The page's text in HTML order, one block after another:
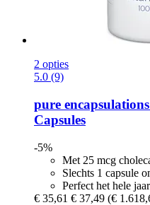
2 opties
5.0 (9)
pure encapsulations
Capsules
-5%
Met 25 mcg
Slechts 1 capsule
Perfect het hele
€ 35,61 € 37,49 (€